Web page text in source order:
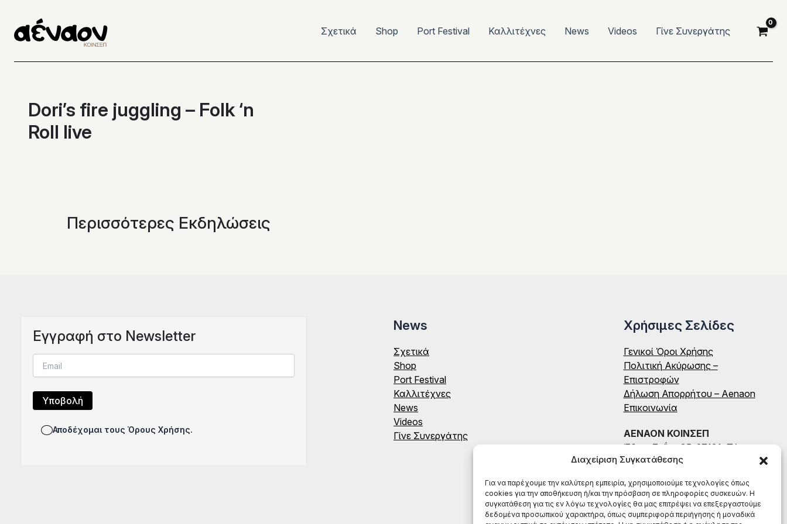
Διαχείριση Συγκατάθεσης
Για να παρέχουμε την καλύτερη εμπειρία, χρησιμοποιούμε τεχνολογίες όπως
cookies για την αποθήκευση ή/και την πρόσβαση σε πληροφορίες συσκευών. Η
συγκατάθεση για τις εν λόγω τεχνολογίες θα μας επιτρέψει να επεξεργαστούμε
δεδομένα προσωπικού χαρακτήρα, όπως συμπεριφορά περιήγησης ή μοναδικά
περιεχόμενο
Σχετικά Shop Port Festival Καλλιτέχνες News Videos Γίνε Συνεργάτης
Dori’s fire juggling – Folk ‘n
Roll live
Περισσότερες Εκδηλώσεις
Eγγραφή στο Newsletter
Αποδέχομαι τους Όρους Χρήσης.
News
Σχετικά
Shop
Port Festival
Καλλιτέχνες
News
Videos
Γίνε Συνεργάτης
Χρήσιμες Σελίδες
Γενικοί Όροι Χρήσης
Πολιτική Ακύρωσης –
Επιστροφών
Δήλωση Απορρήτου – Aenaon
Επικοινωνία
ΑΕΝΑΟΝ ΚΟΙΝΣΕΠ
Έδρα: Ζαΐμη 35, 27131, Πύργος
Ηλείας
ΤΗΛ: (+30) 698 199 8604